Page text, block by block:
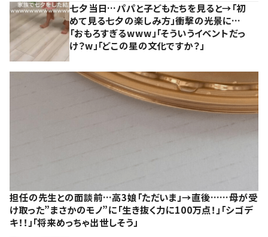
七夕当日…パパと子どもたちを見ると→「初
めて見る七夕の楽しみ方」衝撃の光景に…
「おもろすぎるwww」「そういうイベントだっ
け？w」「どこの星の文化ですか？」
担任の先生との面談前…高3娘「ただいま」→直後……母が受
け取った”まさかのモノ”に「生き抜く力に100万点！」「シゴデ
キ！！」「将来めっちゃ出世しそう」